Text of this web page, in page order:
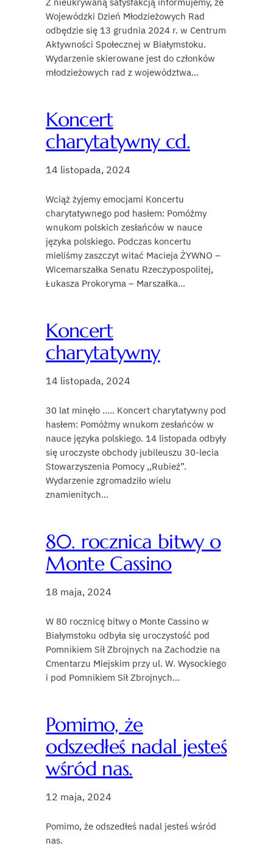
Wojewódzki Dzień Młodzieżowych Rad
odbędzie się 13 grudnia 2024 r. w Centrum
Aktywności Społecznej w Białymstoku.
Wydarzenie skierowane jest do członków
młodzieżowych rad z województwa…
Koncert
charytatywny cd.
14 listopada, 2024
Wciąż żyjemy emocjami Koncertu
charytatywnego pod hasłem: Pomóżmy
wnukom polskich zesłańców w nauce
języka polskiego. Podczas koncertu
mieliśmy zaszczyt witać Macieja ŻYWNO –
Wicemarszałka Senatu Rzeczypospolitej,
Łukasza Prokoryma – Marszałka…
Koncert
charytatywny
14 listopada, 2024
30 lat minęło ….. Koncert charytatywny pod
hasłem: Pomóżmy wnukom zesłańców w
nauce języka polskiego. 14 listopada odbyły
się uroczyste obchody jubileuszu 30-lecia
Stowarzyszenia Pomocy ,,Rubież”.
Wydarzenie zgromadziło wielu
znamienitych…
80. rocznica bitwy o
Monte Cassino
18 maja, 2024
W 80 rocznicę bitwy o Monte Cassino w
Białymstoku odbyła się uroczystość pod
Pomnikiem Sił Zbrojnych na Zachodzie na
Cmentarzu Miejskim przy ul. W. Wysockiego
i pod Pomnikiem Sił Zbrojnych…
Pomimo, że
odszedłeś nadal jesteś
wśród nas.
12 maja, 2024
Pomimo, że odszedłeś nadal jesteś wśród
nas.